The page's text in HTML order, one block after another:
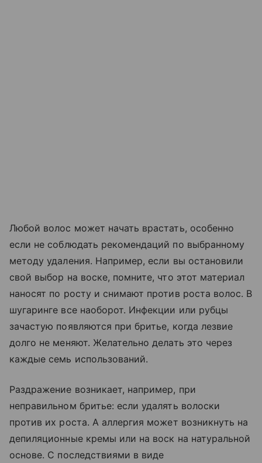
Любой волос может начать врастать, особенно
если не соблюдать рекомендаций по выбранному
методу удаления. Например, если вы остановили
свой выбор на воске, помните, что этот материал
наносят по росту и снимают против роста волос. В
шугаринге все наоборот. Инфекции или рубцы
зачастую появляются при бритье, когда лезвие
долго не меняют. Желательно делать это через
каждые семь использований.
Раздражение возникает, например, при
неправильном бритье: если удалять волоски
против их роста. А аллергия может возникнуть на
депиляционные кремы или на воск на натуральной
основе. С последствиями в виде